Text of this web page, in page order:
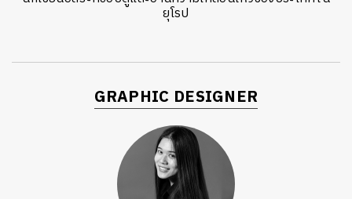
ยุโรป
GRAPHIC DESIGNER